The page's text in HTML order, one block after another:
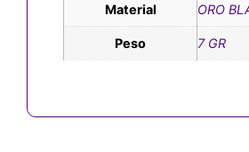
Material ORO
Peso 7 GR